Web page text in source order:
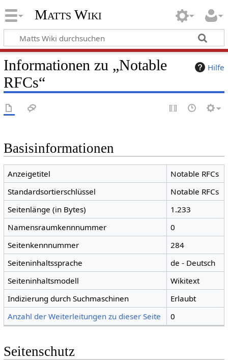
Matts Wiki
Hilfe
Informationen zu „Notable
RFCs“
Basisinformationen
Anzeigetitel
Notable RFCs
Standardsortierschlüssel
Notable RFCs
Seitenlänge (in Bytes)
1.233
Namensraumkennnummer
0
Seitenkennnummer
284
Seiteninhaltssprache
de - Deutsch
Seiteninhaltsmodell
Wikitext
Indizierung durch Suchmaschinen
Erlaubt
Anzahl der Weiterleitungen zu dieser Seite
0
Seitenschutz